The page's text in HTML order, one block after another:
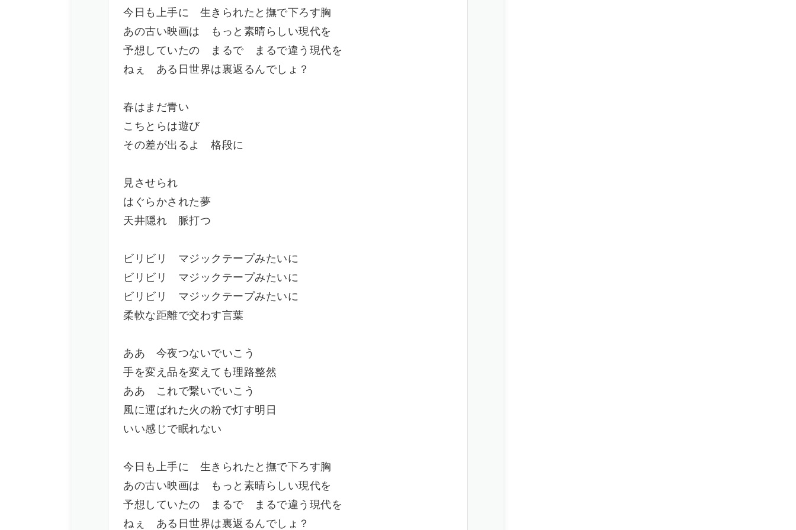
今日も上手に 生きられたと撫で下ろす胸
あの古い映画は もっと素晴らしい現代を
予想していたの まるで まるで違う現代を
ねぇ ある日世界は裏返るんでしょ？
春はまだ青い
こちとらは遊び
その差が出るよ 格段に
見させられ
はぐらかされた夢
天井隠れ 脈打つ
ビリビリ マジックテープみたいに
ビリビリ マジックテープみたいに
ビリビリ マジックテープみたいに
柔軟な距離で交わす言葉
ああ 今夜つないでいこう
手を変え品を変えても理路整然
ああ これで繋いでいこう
風に運ばれた火の粉で灯す明日
いい感じで眠れない
今日も上手に 生きられたと撫で下ろす胸
あの古い映画は もっと素晴らしい現代を
予想していたの まるで まるで違う現代を
ねぇ ある日世界は裏返るんでしょ？